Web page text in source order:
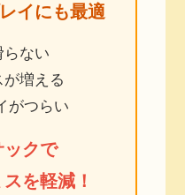
イにも最適
らない
増える
がつらい
ックで
を軽減！